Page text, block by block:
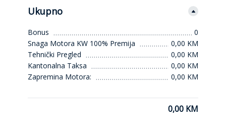
Ukupno
Bonus
0
Snaga Motora KW 100% Premija
0,00 KM
Tehnički Pregled
0,00 KM
Kantonalna Taksa
0,00 KM
Zapremina Motora:
0,00 KM
0,00 KM